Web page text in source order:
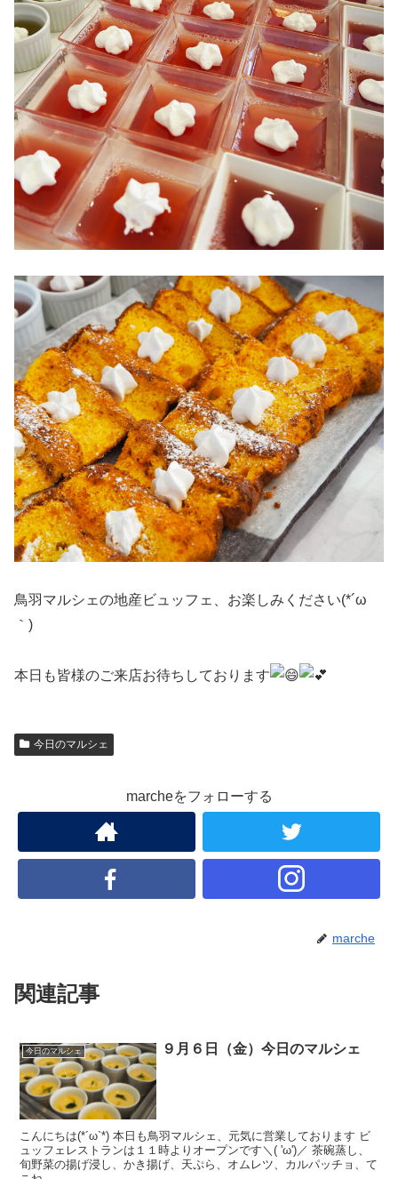
鳥羽マルシェの地産ビュッフェ、お楽しみください(*´ω
｀)
本日も皆様のご来店お待ちしております
今日のマルシェ
marcheをフォローする
marche
関連記事
今日のマルシェ ９月６日（金）今日のマルシェ
こんにちは(*´ω`*) 本日も鳥羽マルシェ、元気に営業しております ビ
ュッフェレストランは１１時よりオープンです＼( 'ω')／ 茶碗蒸し、
旬野菜の揚げ浸し、かき揚げ、天ぷら、オムレツ、カルパッチョ、て